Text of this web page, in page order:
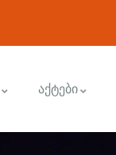
აქტები